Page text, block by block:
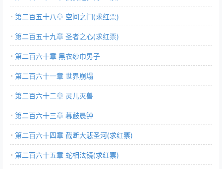
第二百五十八章 空间之门(求红票)
第二百五十九章 圣者之心(求红票)
第二百六十章 黑衣纱巾男子
第二百六十一章 世界崩塌
第二百六十二章 灵儿灭兽
第二百六十三章 暮鼓晨钟
第二百六十四章 截断大悲圣河(求红票)
第二百六十五章 蛇相法镜(求红票)